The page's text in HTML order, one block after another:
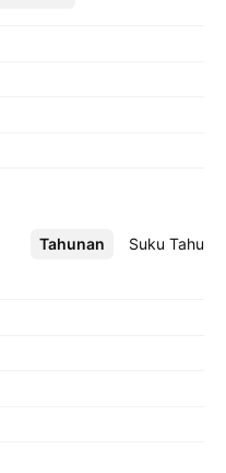
Tahunan Suku
Lebih